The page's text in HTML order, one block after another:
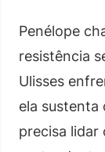
Penélope
resistência
Ulisses
ela sustenta
precisa lidar